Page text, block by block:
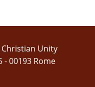
Unity
- 00193 Rome